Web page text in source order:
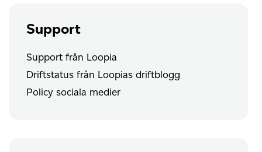
Support
Support från Loopia
Driftstatus från Loopias driftblogg
Policy sociala medier